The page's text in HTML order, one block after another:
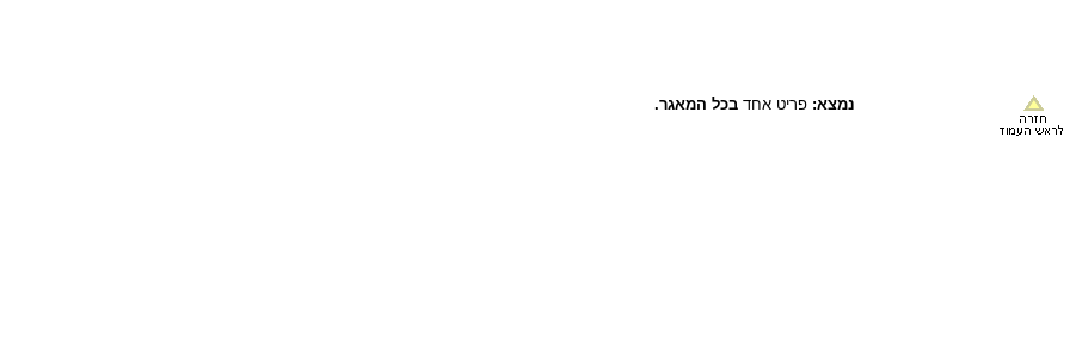
נמצא: פריט אחד בכל המאגר.